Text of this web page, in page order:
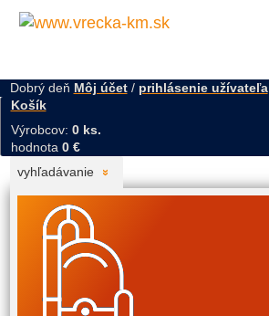
Dobrý deň Môj účet/ prihlásenie užívateľa
Košík
Výrobcov: 0 ks.
hodnota 0 €
vyhľadávanie